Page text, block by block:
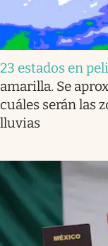
23 estados en
amarilla. Se
cuáles serán las
lluvias